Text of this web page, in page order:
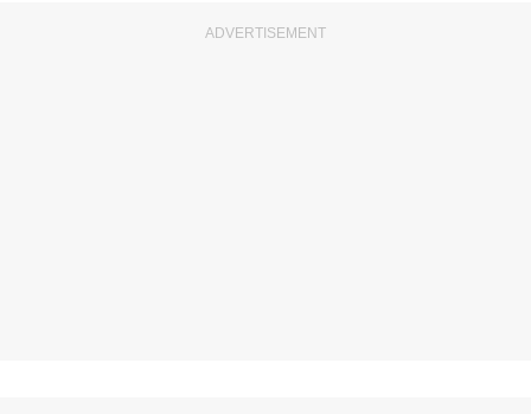
ADVERTISEMENT